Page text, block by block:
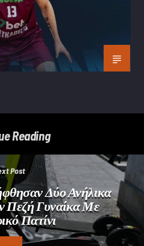
Reading
Post
Δύο Ανήλικα
Πεζή Γυναίκα Με
Πατίνι